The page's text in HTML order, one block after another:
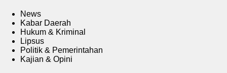
News
Kabar Daerah
Hukum & Kriminal
Lipsus
Politik & Pemerintahan
Kajian & Opini